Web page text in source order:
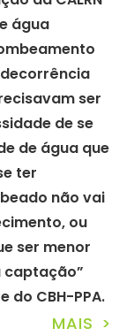
água
ser
de se
de água que
ter
não vai
ou
ser menor
captação”
do CBH-PPA.
MAIS >